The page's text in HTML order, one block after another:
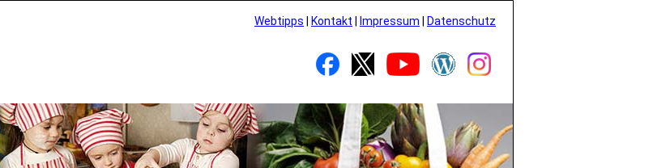
Webtipps Kontakt Impressum Datenschutz